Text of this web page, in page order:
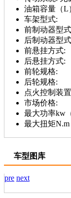
油箱容量（L
车架型式:
前制动器型
后制动器型
前悬挂方式:
后悬挂方式:
前轮规格:
后轮规格:
点火控制装
市场价格:
最大功率kw
最大扭矩N.m
车型图库
pre next